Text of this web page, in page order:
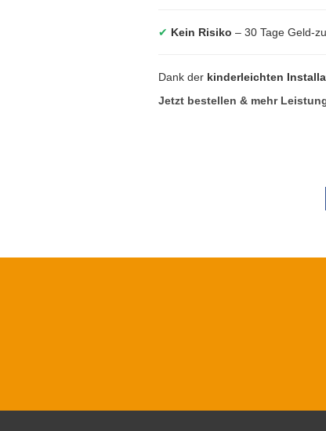
✔ Kein Risiko – 30 Tage Geld-
Dank der kinderleichten
Jetzt bestellen & mehr